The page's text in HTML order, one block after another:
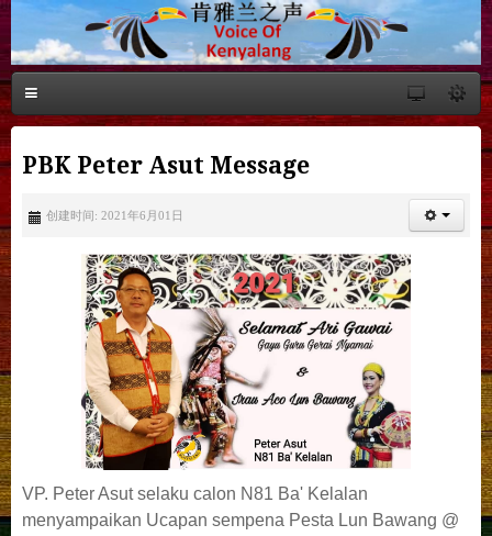
PBK Peter Asut Message
创建时间: 2021年6月01日
VP. Peter Asut selaku calon N81 Ba' Kelalan
menyampaikan Ucapan sempena Pesta Lun Bawang @